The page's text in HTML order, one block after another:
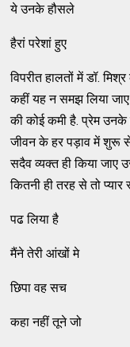
ये उनके हौसले
हैरां परेशां हुए
विपरीत हालतों में डॉ.
कहीं यह न समझ लिया
की कोई कमी है. प्रेम उनके
जीवन के हर पड़ाव में शुरू से
सदैव व्यक्त ही किया जाए
कितनी ही तरह से तो
पढ लिया है
मैंने तेरी आंखों मे
छिपा वह सच
कहा नहीं तूने जो